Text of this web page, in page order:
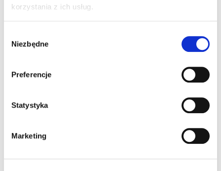
korzystania z ich usług.
zgody
Niezbędne
Preferencje
Statystyka
Marketing